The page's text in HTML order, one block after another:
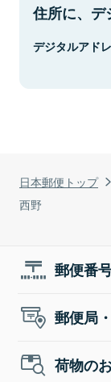
日本郵便トップ
西野
住所に、デ
デジタルアド
郵便番
郵便局
荷物の